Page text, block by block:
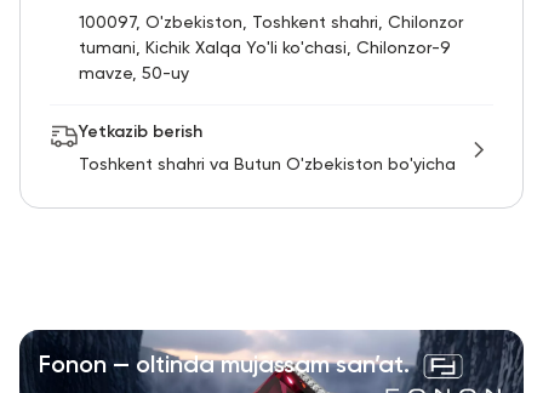
100097, O'zbekiston, Toshkent shahri, Chilonzor
tumani, Kichik Xalqa Yo'li ko'chasi, Chilonzor-9
mavze, 50-uy
Yetkazib berish
Toshkent shahri va Butun O'zbekiston bo'yicha
Fonon — oltinda mujassam san’at.